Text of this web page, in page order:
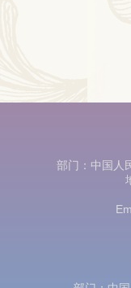
部门：中国人